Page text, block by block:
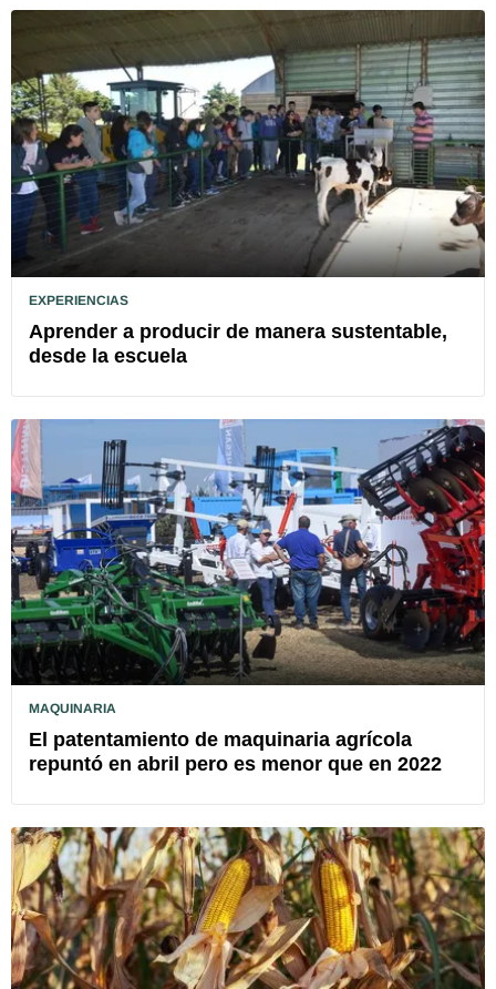
EXPERIENCIAS
Aprender a producir de manera sustentable,
desde la escuela
MAQUINARIA
El patentamiento de maquinaria agrícola
repuntó en abril pero es menor que en 2022